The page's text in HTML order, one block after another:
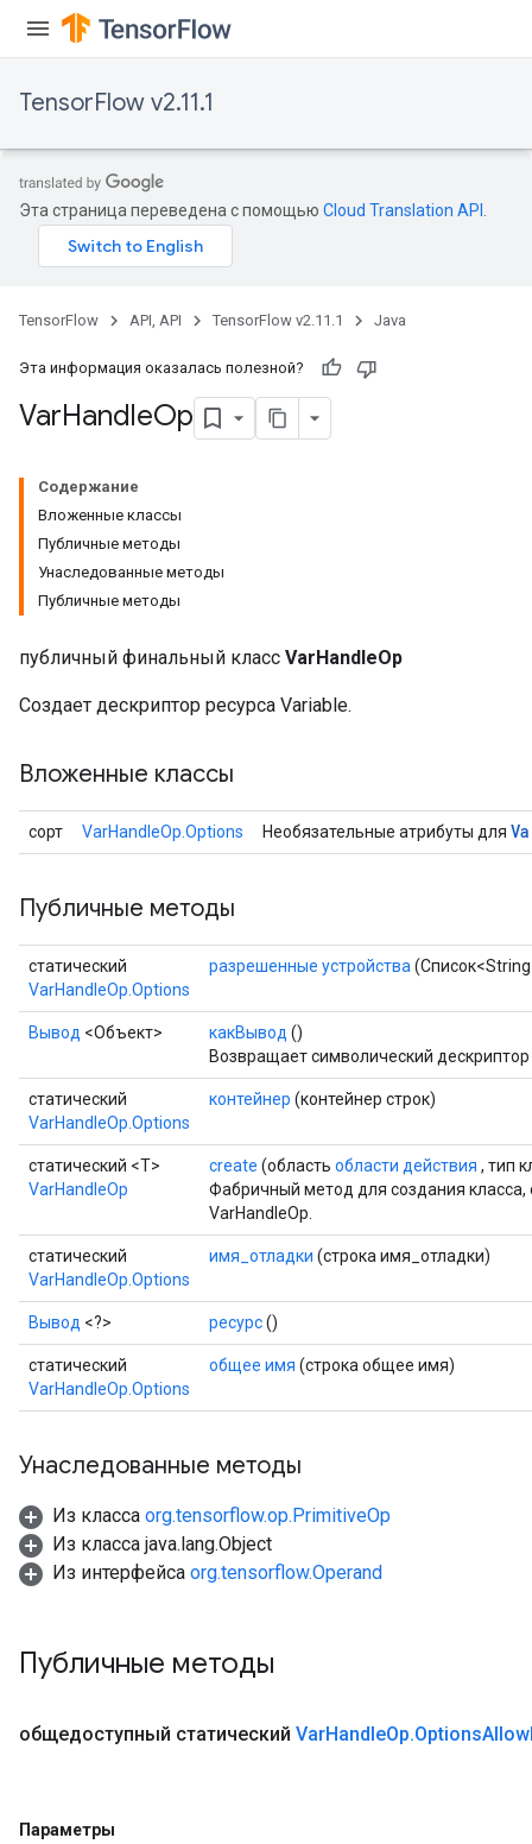
TensorFlow v2.11.1
Эта страница переведена с помощью Cloud Translation API
TensorFlow API, API TensorFlow v2.11.1 Java
Эта информация оказалась полезной?
VarHandleOp
Содержание
Вложенные классы
Публичные методы
Унаследованные методы
Публичные методы
публичный финальный класс VarHandleOp
Создает дескриптор ресурса Variable.
Вложенные классы
сорт VarHandleOp.Options Необязательные атрибуты для
Публичные методы
статический
VarHandleOp.Options
разрешенные устройства
Вывод <Объект> какВывод ()
Возвращает символический дескриптор
статический
VarHandleOp.Options
контейнер (контейнер строк)
статический <T>
VarHandleOp
create (область области действия , тип
Фабричный метод для создания
VarHandleOp.
статический
VarHandleOp.Options
имя_отладки (строка имя_отладки)
Вывод <?> ресурс()
статический
VarHandleOp.Options
общее имя (строка общее имя)
Унаследованные методы
Из класса org.tensorflow.op.PrimitiveOp
Из класса java.lang.Object
Из интерфейса org.tensorflow.Operand
Публичные методы
общедоступный статический VarHandleOp.OptionsAllow
Параметры